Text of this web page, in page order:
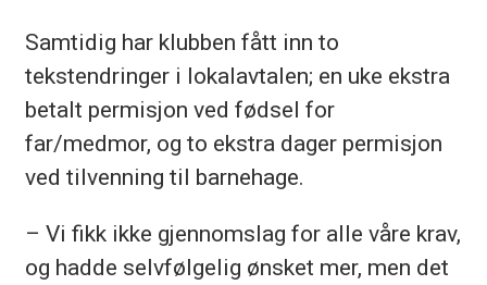
Samtidig har klubben fått inn to
tekstendringer i lokalavtalen; en uke ekstra
betalt permisjon ved fødsel for
far/medmor, og to ekstra dager permisjon
ved tilvenning til barnehage.
– Vi fikk ikke gjennomslag for alle våre krav,
og hadde selvfølgelig ønsket mer, men det